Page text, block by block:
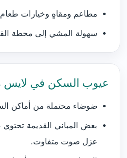
مطاعم ومقاهٍ وخيارات طعام
سهولة المشي إلى محطة
عيوب السكن في لايس
ضوضاء محتملة من أماكن
بعض المباني القديمة
عزل صوت متفاوت.